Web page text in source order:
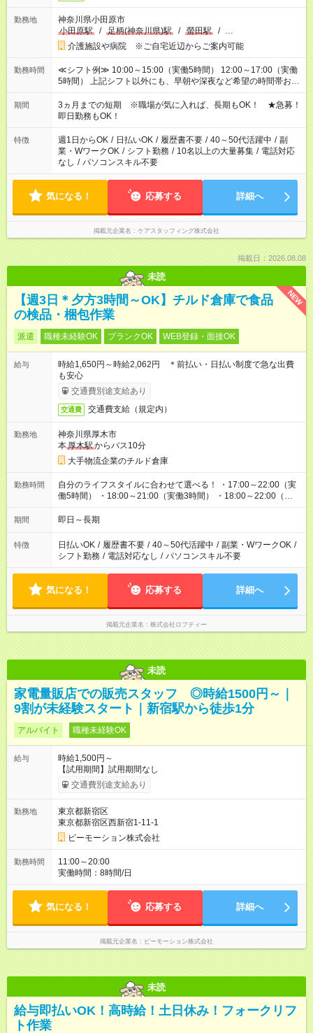
勤務地
神奈川県小田原市
小田原駅
/ 足柄(神奈川県)駅 / 螢田駅 / …
介護施設や病院 ※ご自宅近辺からご案内可能
勤務時間
≪シフト例≫ 10:00～15:00（実働5時間） 12:00～17:00（実働
5時間） 上記シフト以外にも、早朝や深夜など希望の時間帯お聞
かせください！ 事前に担当からヒアリングもしますので、ご安
心ください！
期間
3ヵ月までの短期 ※職場が気に入れば、長期もOK！ ★急募！
即日勤務もOK！
特徴 週1日からOK / 日払いOK / 履歴書不要 / 40～50代活躍中 / 副
業・WワークOK / シフト勤務 / 10名以上の大量募集 / 電話対応
なし / パソコンスキル不要
気になる！ 応募する 詳細へ
掲載元企業名 ケアスタッフィング株式会社
掲載日：2026.08.08
未読
NEW
【週3日＊夕方3時間～OK】チルド倉庫で食品
の検品・梱包作業
派遣 職種未経験OK ブランクOK WEB登録・面接OK
給与
時給1,650円～時給2,062円 ＊前払い・日払い制度で急な出費
も安心
交通費別途支給あり
交通費 交通費支給（規定内）
勤務地
神奈川県厚木市
本厚木駅からバス10分
大手物流企業のチルド倉庫
勤務時間
自分のライフスタイルに合わせて選べる！ ・17:00～22:00（実
働5時間） ・18:00～21:00（実働3時間） ・18:00～22:00（実
働4時間） ・18:00～23:00（実働5時間）
期間 即日～長期
特徴 日払いOK / 履歴書不要 / 40～50代活躍中 / 副業・WワークOK /
シフト勤務 / 電話対応なし / パソコンスキル不要
気になる！ 応募する 詳細へ
掲載元企業名 株式会社ロフティー
未読
家電量販店での販売スタッフ ◎時給1500円～｜
9割が未経験スタート｜新宿駅から徒歩1分
アルバイト 職種未経験OK
給与
時給1,500円～
【試用期間】試用期間なし
交通費別途支給あり
勤務地
東京都新宿区
東京都新宿区西新宿1-11-1
ビーモーション株式会社
勤務時間
11:00～20:00
実働時間：8時間/日
気になる！ 応募する 詳細へ
掲載元企業名 ビーモーション株式会社
未読
給与即払いOK！高時給！土日休み！フォークリフ
ト作業